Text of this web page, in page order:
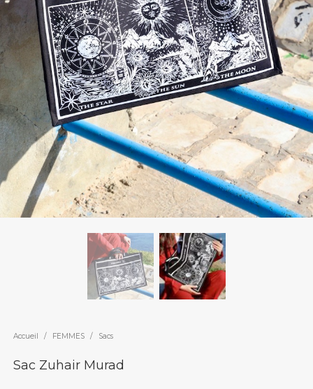
Accueil / FEMMES / Sacs
Sac Zuhair Murad